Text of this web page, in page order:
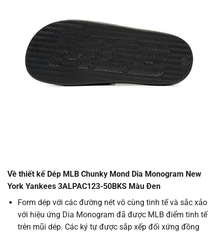
Về thiết kế Dép MLB Chunky Mond Dia Monogram New
York Yankees 3ALPAC123-50BKS Màu Đen
Form dép với các đường nét vô cùng tinh tế và sắc xảo
với hiệu ứng Dia Monogram đã được MLB điểm tinh tế
trên mũi dép. Các ký tự được sắp xếp đối xứng đồng